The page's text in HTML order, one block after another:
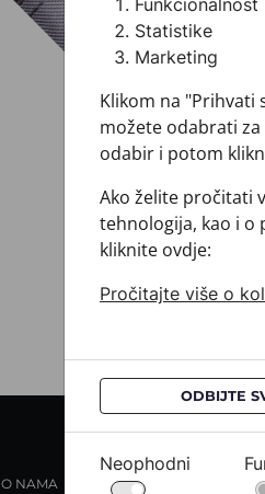
O NAMA
Statistike
Marketing
Klikom na "Prihvati
možete odabrati
odabir i potom
Ako želite pročitati
tehnologija, kao i o
kliknite ovdje:
Pročitajte više o
ODBIJTE
Neophodni